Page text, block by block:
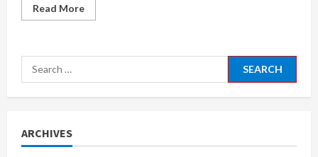
Read MoreRead
more
และ
การ
ประกาศ
จำเป็น
Search
for:
ARCHIVES